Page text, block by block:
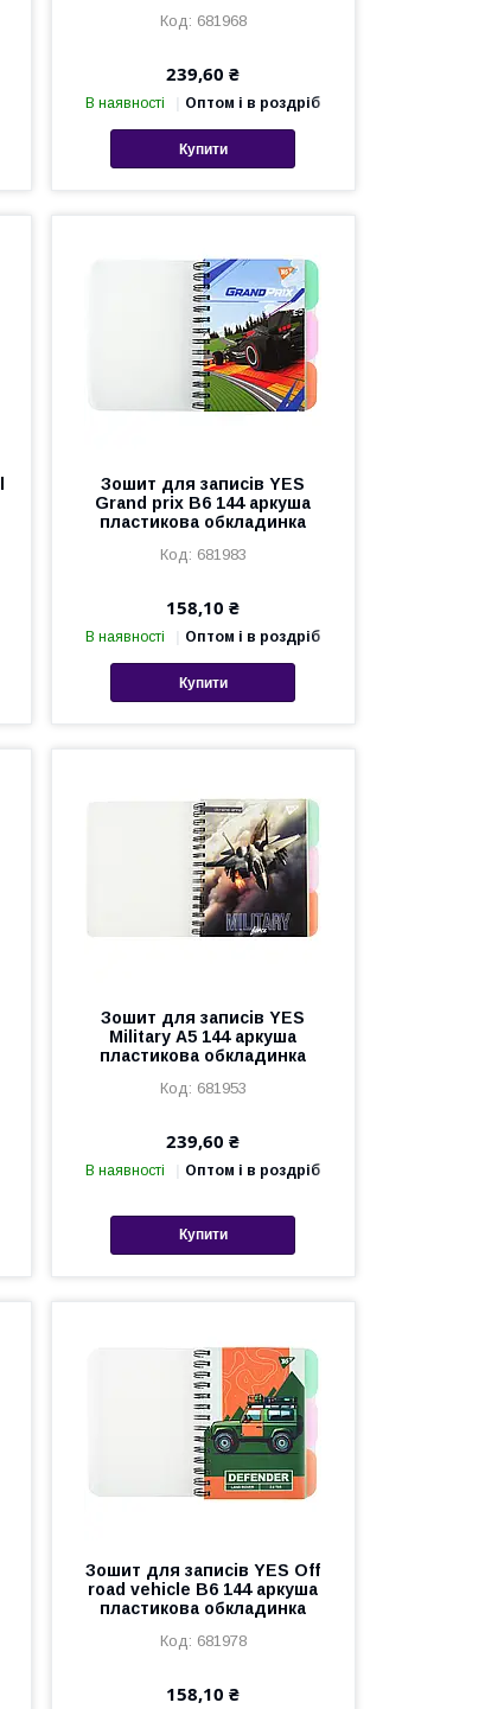
681968
239,60 ₴
В наявності Оптом і в роздріб
Купити
Зошит для записів YES
Grand prix В6 144 аркуша
пластикова обкладинка
681983
158,10 ₴
В наявності Оптом і в роздріб
Купити
Зошит для записів YES
Military А5 144 аркуша
пластикова обкладинка
681953
239,60 ₴
В наявності Оптом і в роздріб
Купити
Зошит для записів YES Off
road vehicle В6 144 аркуша
пластикова обкладинка
681978
158,10 ₴